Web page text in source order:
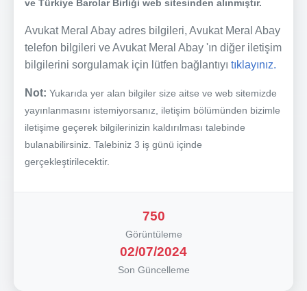
ve Türkiye Barolar Birliği web sitesinden alınmıştır.
Avukat Meral Abay adres bilgileri, Avukat Meral Abay
telefon bilgileri ve Avukat Meral Abay 'ın diğer iletişim
bilgilerini sorgulamak için lütfen bağlantıyı tıklayınız.
Not: Yukarıda yer alan bilgiler size aitse ve web sitemizde
yayınlanmasını istemiyorsanız, iletişim bölümünden bizimle
iletişime geçerek bilgilerinizin kaldırılması talebinde
bulanabilirsiniz. Talebiniz 3 iş günü içinde
gerçekleştirilecektir.
750
Görüntüleme
02/07/2024
Son Güncelleme